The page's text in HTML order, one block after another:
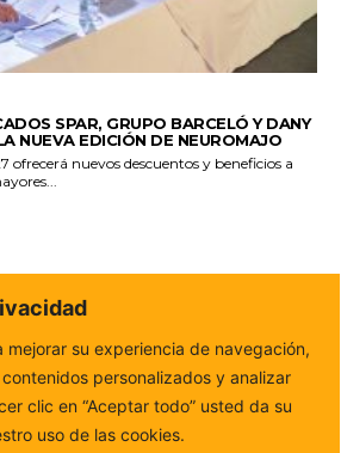
SPAR, GRUPO BARCELÓ Y DANY
NUEVA EDICIÓN DE NEUROMAJO
nuevos descuentos y beneficios a